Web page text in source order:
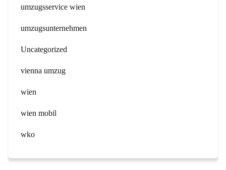
umzugsservice wien
umzugsunternehmen
Uncategorized
vienna umzug
wien
wien mobil
wko